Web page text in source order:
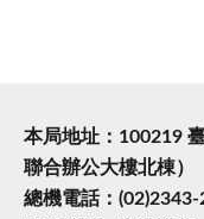
本局地址：100219
聯合辦公大樓北棟）
總機電話：(02)2343-